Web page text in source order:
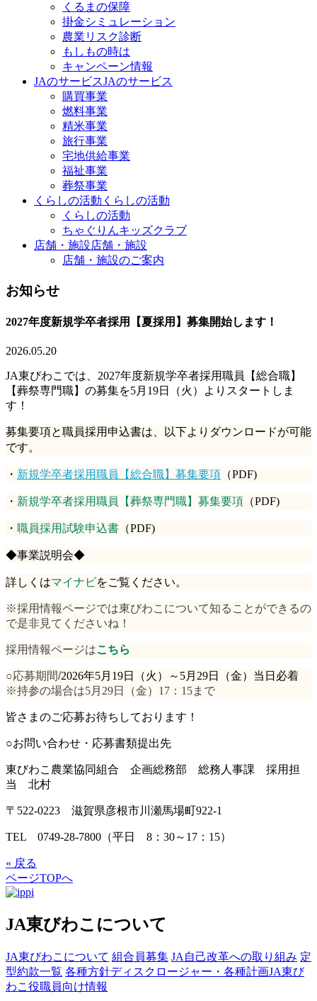
くるまの保障
掛金シミュレーション
農業リスク診断
もしもの時は
キャンペーン情報
JAのサービスJAのサービス
購買事業
燃料事業
精米事業
旅行事業
宅地供給事業
福祉事業
葬祭事業
くらしの活動 くらしの活動
くらしの活動
ちゃぐりんキッズクラブ
店舗・施設店舗・施設
店舗・施設のご案内
お知らせ
2027年度新規学卒者採用【夏採用】募集開始します！
2026.05.20
JA東びわこでは、 2027年度新規学卒者採用職員【総合職】
【葬祭専門職】の募集を5月19日（火）よりスタートしま
す！
募集要項と職員採用申込書は、以下よりダウンロードが可能
です。
・ 新規学卒者採用職員【総合職】募集要項 （PDF)
・ 新規学卒者採用職員【葬祭専門職】募集要項 （PDF)
・ 職員採用試験申込書 （PDF)
◆事業説明会◆
詳しくはマイナビをご覧ください。
※採用情報ページでは東びわこについて知ることができるの
で是非見てくださいね！
採用情報ページはこちら
○応募期間/2026年5月19日（火）～5月29日（金）当日必着
※持参の場合は5月29日（金） 17 ： 15まで
皆さまのご応募お待ちしております！
○お問い合わせ・応募書類提出先
東びわこ農業協同組合 企画総務部 総務人事課 採用担
当 北村
〒522-0223 滋賀県彦根市川瀬馬場町922-1
TEL 0749-28-7800（平日 8：30～17：15）
« 戻る
ページTOPへ
JA東びわこについて
JA東びわこについて 組合員募集 JA自己改革への取り組み 定
型約款一覧 各種方針ディスクロージャー・各種計画JA東び
わこ役職員向け情報